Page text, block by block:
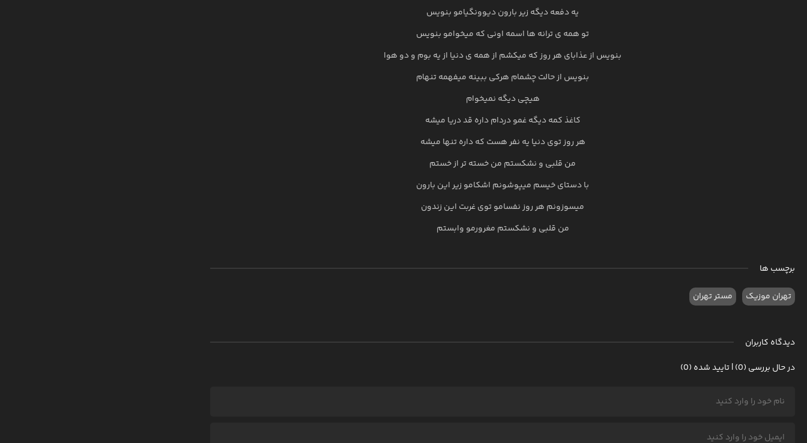
یه دفعه دیگه زیر بارون دیوونگیامو بنویس
تو همه ی ترانه ها اسمه اونی که میخوامو بنویس
بنویس از عذابای هر روز که میکشم از همه ی دنیا از یه بوم و دو هوا
بنویس از حالت چشمام هرکی ببینه میفهمه تنهام
هیچی دیگه نمیخوام
کاغذ کمه دیگه غمو دردام داره قد دریا میشه
هر روز توی دنیا یه نفر هست که داره تنها میشه
من قلبی و نشکستم من خسته تر از خستم
با دستای خیسم میپوشونم اشکامو زیر این بارون
میسوزونم هر روز نفسامو توی غربت این زندون
من قلبی و نشکستم مغرورمو وابستم
برچسب ها
تهران موزیک مستر تهران
دیدگاه کاربران
در حال بررسی (0) | تایید شده (0)